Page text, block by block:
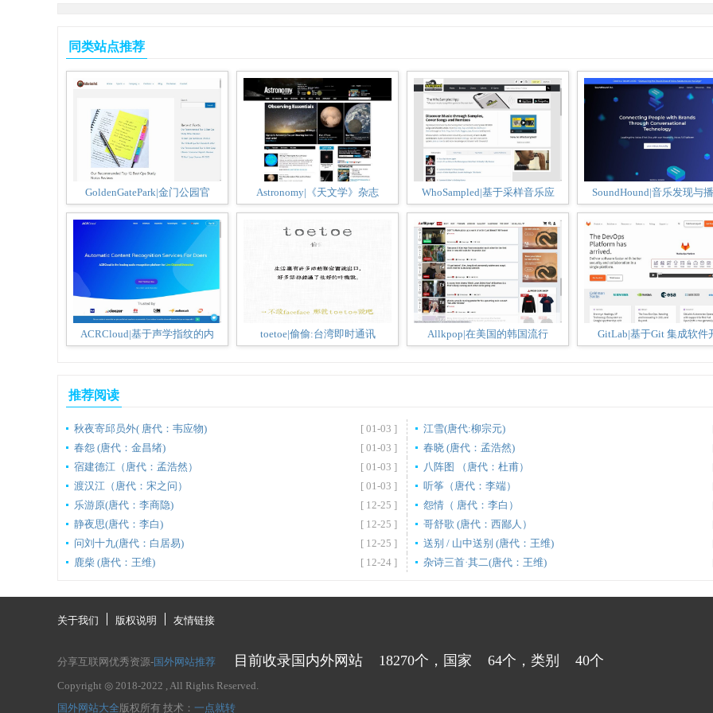
同类站点推荐
GoldenGatePark|金门公园官 Astronomy|《天文学》杂志 WhoSampled|基于采样音乐应 SoundHound|音乐发现与
ACRCloud|基于声学指纹的内 toetoe|偷偷:台湾即时通讯 Allkpop|在美国的韩国流行 GitLab|基于Git 集成软件
推荐阅读
秋夜寄邱员外( 唐代：韦应物) [ 01-03 ] 江雪(唐代:柳宗元)
春怨 (唐代：金昌绪)
[ 01-03 ] 春晓 (唐代：孟浩然)
宿建德江（唐代：孟浩然）
[ 01-03 ] 八阵图 （唐代：杜甫）
渡汉江（唐代：宋之问）
[ 01-03 ] 听筝（唐代：李端）
乐游原(唐代：李商隐)
[ 12-25 ] 怨情（ 唐代：李白）
静夜思(唐代：李白)
[ 12-25 ] 哥舒歌 (唐代：西鄙人）
问刘十九(唐代：白居易)
[ 12-25 ] 送别 / 山中送别 (唐代：王维)
鹿柴 (唐代：王维)
[ 12-24 ] 杂诗三首·其二(唐代：王维)
关于我们 版权说明 友情链接
分享互联网优秀资源-国外网站推荐 目前收录国内外网站 18270个，国家 64个，类别 40个
Copyright ◎ 2018-2022 , All Rights Reserved.
国外网站大全 版权所有 技术： 一点就转